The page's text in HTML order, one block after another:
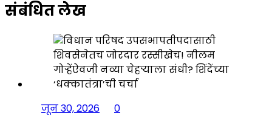
संबंधित लेख
जून 30, 2026
0